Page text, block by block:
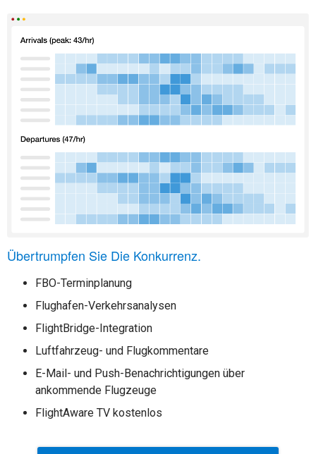
Übertrumpfen Sie Die Konkurrenz.
FBO-Terminplanung
Flughafen-Verkehrsanalysen
FlightBridge-Integration
Luftfahrzeug- und Flugkommentare
E-Mail- und Push-Benachrichtigungen über
ankommende Flugzeuge
FlightAware TV kostenlos